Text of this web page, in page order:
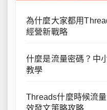
為什麼大家都用
經營新戰略
什麼是流量密碼？中
教學
Threads什麼時候流
效發文策略攻略